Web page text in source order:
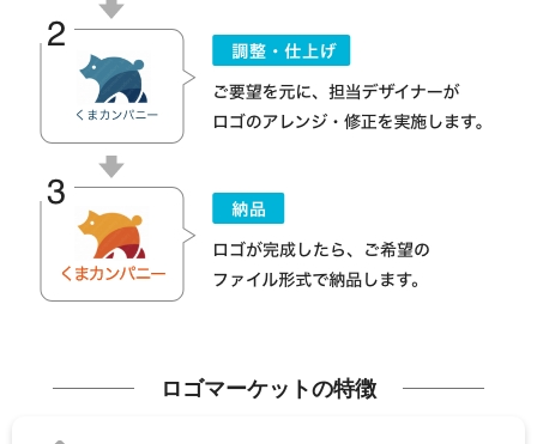
ロゴマーケットの特徴